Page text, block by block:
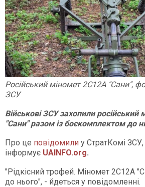
Російський міномет 2С12А "Сани",
ЗСУ
Військові ЗСУ захопили російський
"Сани" разом із боєкомплектом до
Про це повідомили у СтратКомі ЗСУ,
інформує UAINFO.org.
"Рідкісний трофей. Міномет 2С12А
до нього", - йдеться у повідомленні.